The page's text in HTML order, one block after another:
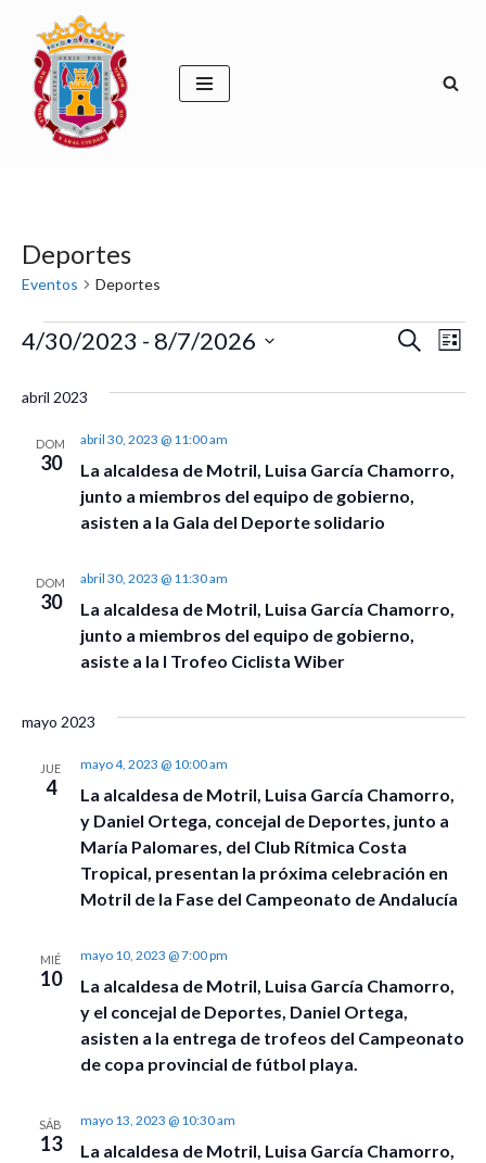
Saltar
contenido
Deportes
Eventos Deportes
de
y
vistas
Buscar
Lista
4/30/2023 - 8/7/2026
la
abril 2023
DOM
30
La alcaldesa de Motril, Luisa García Chamorro,
junto a miembros del equipo de gobierno,
asisten a la Gala del Deporte solidario
abril 30, 2023 @ 11:00 am
DOM
30
La alcaldesa de Motril, Luisa García Chamorro,
junto a miembros del equipo de gobierno,
asiste a la I Trofeo Ciclista Wiber
abril 30, 2023 @ 11:30 am
mayo 2023
JUE
4
La alcaldesa de Motril, Luisa García Chamorro,
y Daniel Ortega, concejal de Deportes, junto a
María Palomares, del Club Rítmica Costa
Tropical, presentan la próxima celebración en
Motril de la Fase del Campeonato de Andalucía
mayo 4, 2023 @ 10:00 am
MIÉ
10
La alcaldesa de Motril, Luisa García Chamorro,
y el concejal de Deportes, Daniel Ortega,
asisten a la entrega de trofeos del Campeonato
de copa provincial de fútbol playa.
mayo 10, 2023 @ 7:00 pm
SÁB
13
La alcaldesa de Motril, Luisa García Chamorro,
mayo 13, 2023 @ 10:30 am